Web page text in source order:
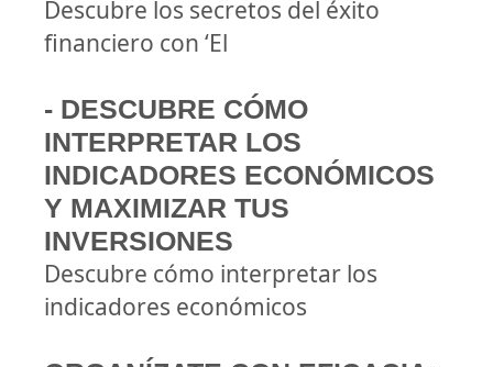
Descubre los secretos del éxito
financiero con ‘El
- DESCUBRE CÓMO
INTERPRETAR LOS
INDICADORES ECONÓMICOS
Y MAXIMIZAR TUS
INVERSIONES
Descubre cómo interpretar los
indicadores económicos